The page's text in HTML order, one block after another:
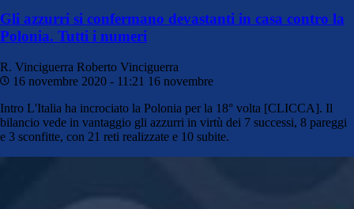
Gli azzurri si confermano devastanti in casa contro la
Polonia. Tutti i numeri
R. Vinciguerra Roberto Vinciguerra
16 novembre 2020 - 11:21 16 novembre
Intro L'Italia ha incrociato la Polonia per la 18° volta [CLICCA]. Il
bilancio vede in vantaggio gli azzurri in virtù dei 7 successi, 8 pareggi
e 3 sconfitte, con 21 reti realizzate e 10 subite.